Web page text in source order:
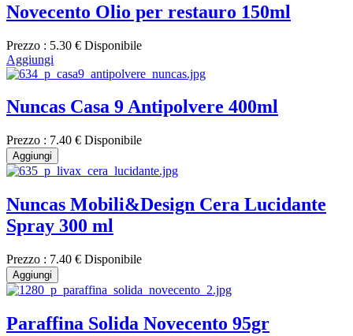
Novecento Olio per restauro 150ml
Prezzo : 5.30 € Disponibile
Aggiungi
Nuncas Casa 9 Antipolvere 400ml
Prezzo : 7.40 € Disponibile
Aggiungi
Nuncas Mobili&Design Cera Lucidante
Spray 300 ml
Prezzo : 7.40 € Disponibile
Aggiungi
Paraffina Solida Novecento 95gr